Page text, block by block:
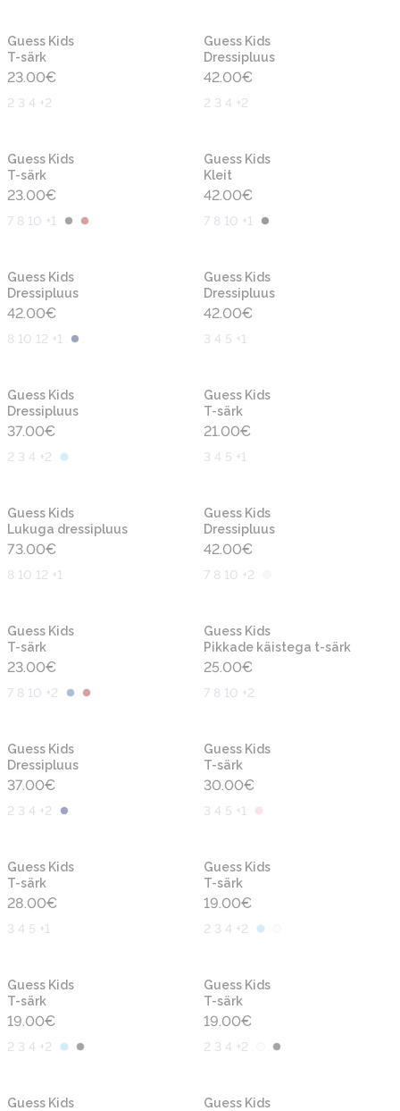
Guess Kids
T-särk
23.00€
2 3 4 +2
Guess Kids
Dressipluus
42.00€
2 3 4 +2
Guess Kids
T-särk
23.00€
7 8 10 +1
Guess Kids
Kleit
42.00€
7 8 10 +1
Guess Kids
Dressipluus
42.00€
8 10 12 +1
Guess Kids
Dressipluus
42.00€
3 4 5 +1
Guess Kids
Dressipluus
37.00€
2 3 4 +2
Guess Kids
T-särk
21.00€
3 4 5 +1
Guess Kids
Lukuga dressipluus
73.00€
8 10 12 +1
Guess Kids
Dressipluus
42.00€
7 8 10 +2
Guess Kids
T-särk
23.00€
7 8 10 +2
Guess Kids
Pikkade käistega t-särk
25.00€
7 8 10 +2
Guess Kids
Dressipluus
37.00€
2 3 4 +2
Guess Kids
T-särk
30.00€
3 4 5 +1
Guess Kids
T-särk
28.00€
3 4 5 +1
Guess Kids
T-särk
19.00€
2 3 4 +2
Guess Kids
T-särk
19.00€
2 3 4 +2
Guess Kids
T-särk
19.00€
2 3 4 +2
Guess Kids
Guess Kids